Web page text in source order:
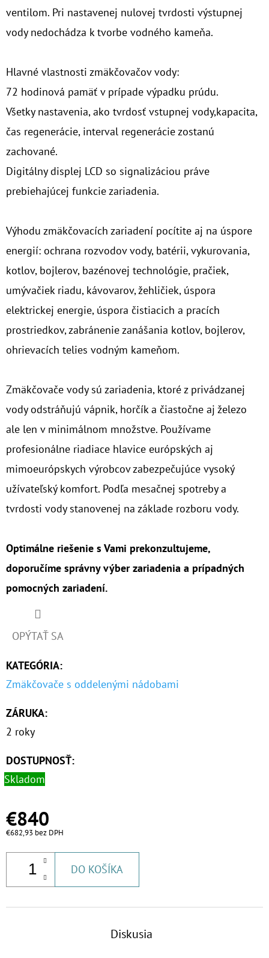
ventilom. Pri nastavenej nulovej tvrdosti výstupnej
vody nedochádza k tvorbe vodného kameňa.
Hlavné vlastnosti zmäkčovačov vody:
72 hodinová pamäť v prípade výpadku prúdu.
Všetky nastavenia, ako tvrdosť vstupnej vody,kapacita,
čas regenerácie, interval regenerácie zostanú
zachované.
Digitálny displej LCD so signalizáciou práve
prebiehajúcej funkcie zariadenia.
Výhodu zmäkčovacích zariadení pocítite aj na úspore
energií: ochrana rozvodov vody, batérii, vykurovania,
kotlov, bojlerov, bazénovej technológie, pračiek,
umývačiek riadu, kávovarov, žehličiek, úspora
elektrickej energie, úspora čistiacich a pracích
prostriedkov, zabránenie zanášania kotlov, bojlerov,
ohrievacích telies vodným kameňom.
Zmäkčovače vody sú zariadenia, ktoré z privádzanej
vody odstráňujú vápnik, horčík a čiastočne aj železo
ale len v minimálnom množstve. Používame
profesionálne riadiace hlavice európských aj
mimoeurópskych výrobcov zabezpečujúce vysoký
užívateľský komfort. Podľa mesačnej spotreby a
tvrdosti vody stanovenej na základe rozboru vody.
Optimálne riešenie s Vami prekonzultujeme,
doporučíme správny výber zariadenia a prípadných
pomocných zariadení.
OPÝTAŤ SA
KATEGÓRIA:
Zmäkčovače s oddelenými nádobami
ZÁRUKA:
2 roky
DOSTUPNOSŤ:
Skladom
€840
€682,93 bez DPH
DO KOŠÍKA
Diskusia